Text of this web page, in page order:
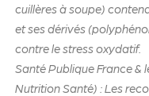
cuillères à soupe)
et ses dérivés
contre le stress oxydatif.
Santé Publique France
Nutrition Santé) : Les